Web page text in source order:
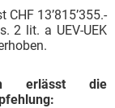
13’815’355.-
2 lit. a UEV-UEK
erlässt die